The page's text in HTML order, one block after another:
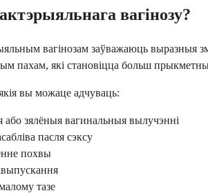
вагінозу?
вагінозам заўважаюць выразныя
пахам, які становіцца больш
вы можаце адчуваць:
зялёныя вагинальныя вылучэнні
пасля сэксу
похвы
тазе